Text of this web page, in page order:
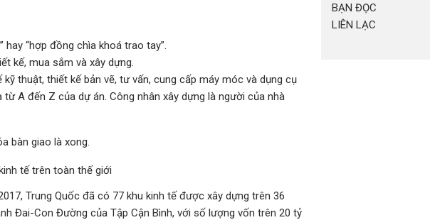
“hợp đồng chìa khoá trao tay”.
kế, mua sắm và xây dựng.
thuật, thiết kế bản vẽ, tư vấn, cung cấp máy móc và dụng cụ
A đến Z của dự án. Công nhân xây dựng là người của nhà
bàn giao là xong.
tế trên toàn thế giới
Trung Quốc đã có 77 khu kinh tế được xây dựng trên 36
Đai-Con Đường của Tập Cận Bình, với số lượng vốn trên 20 tỷ
BẠN ĐỌC
LIÊN LẠC